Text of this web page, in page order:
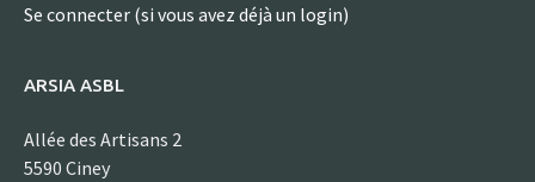
Se connecter (si vous avez déjà un login)
ARSIA ASBL
Allée des Artisans 2
5590 Ciney